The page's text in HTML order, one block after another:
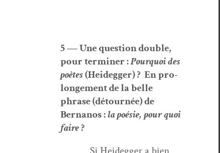
5 — Une ques­tion dou­ble,
pour ter­min­er :Pourquoi des
poètes(Hei­deg­ger) ? En pro­
longe­ment de la belle
phrase (détournée) de
Bernanos :la poésie, pour quoi
faire?